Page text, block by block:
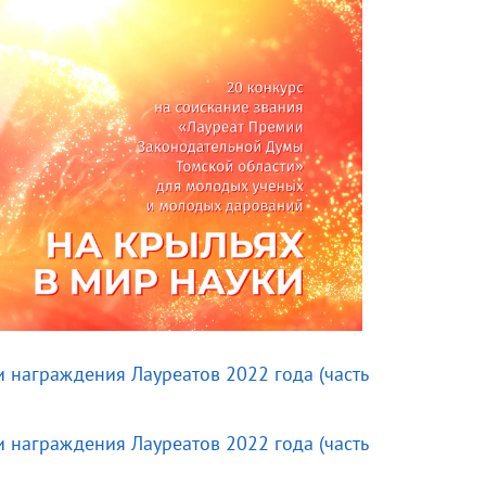
Лауреатов 2022 года (часть
Лауреатов 2022 года (часть